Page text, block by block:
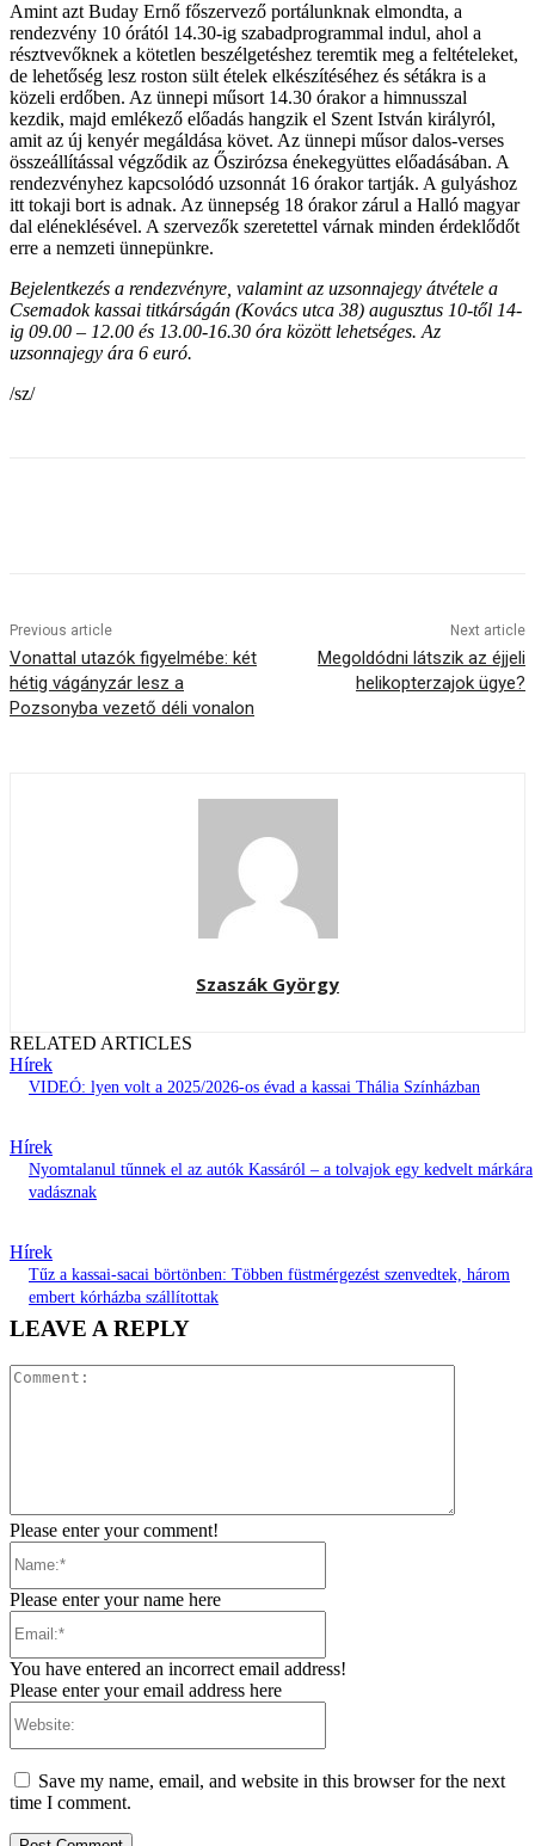
Amint azt Buday Ernő főszervező portálunknak elmondta, a
rendezvény 10 órától 14.30-ig szabadprogrammal indul, ahol a
résztvevőknek a kötetlen beszélgetéshez teremtik meg a feltételeket,
de lehetőség lesz roston sült ételek elkészítéséhez és sétákra is a
közeli erdőben. Az ünnepi műsort 14.30 órakor a himnusszal
kezdik, majd emlékező előadás hangzik el Szent István királyról,
amit az új kenyér megáldása követ. Az ünnepi műsor dalos-verses
összeállítással végződik az Őszirózsa énekegyüttes előadásában. A
rendezvényhez kapcsolódó uzsonnát 16 órakor tartják. A gulyáshoz
itt tokaji bort is adnak. Az ünnepség 18 órakor zárul a Halló magyar
dal eléneklésével. A szervezők szeretettel várnak minden érdeklődőt
erre a nemzeti ünnepünkre.
Bejelentkezés a rendezvényre, valamint az uzsonnajegy átvétele a
Csemadok kassai titkárságán (Kovács utca 38) augusztus 10-től 14-
ig 09.00 – 12.00 és 13.00-16.30 óra között lehetséges. Az
uzsonnajegy ára 6 euró.
/sz/
Previous article
Vonattal utazók figyelmébe: két
hétig vágányzár lesz a
Pozsonyba vezető déli vonalon
Next article
Megoldódni látszik az éjjeli
helikopterzajok ügye?
Szaszák György
RELATED ARTICLES
Hírek
VIDEÓ: lyen volt a 2025/2026-os évad a kassai Thália Színházban
Hírek
Nyomtalanul tűnnek el az autók Kassáról – a tolvajok egy kedvelt márkára
vadásznak
Hírek
Tűz a kassai-sacai börtönben: Többen füstmérgezést szenvedtek, három
embert kórházba szállítottak
LEAVE A REPLY
Please enter your comment!
Please enter your name here
You have entered an incorrect email address!
Please enter your email address here
Save my name, email, and website in this browser for the next
time I comment.